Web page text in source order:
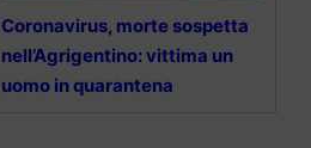
Coronavirus, morte sospetta
nell’Agrigentino: vittima un
uomo in quarantena